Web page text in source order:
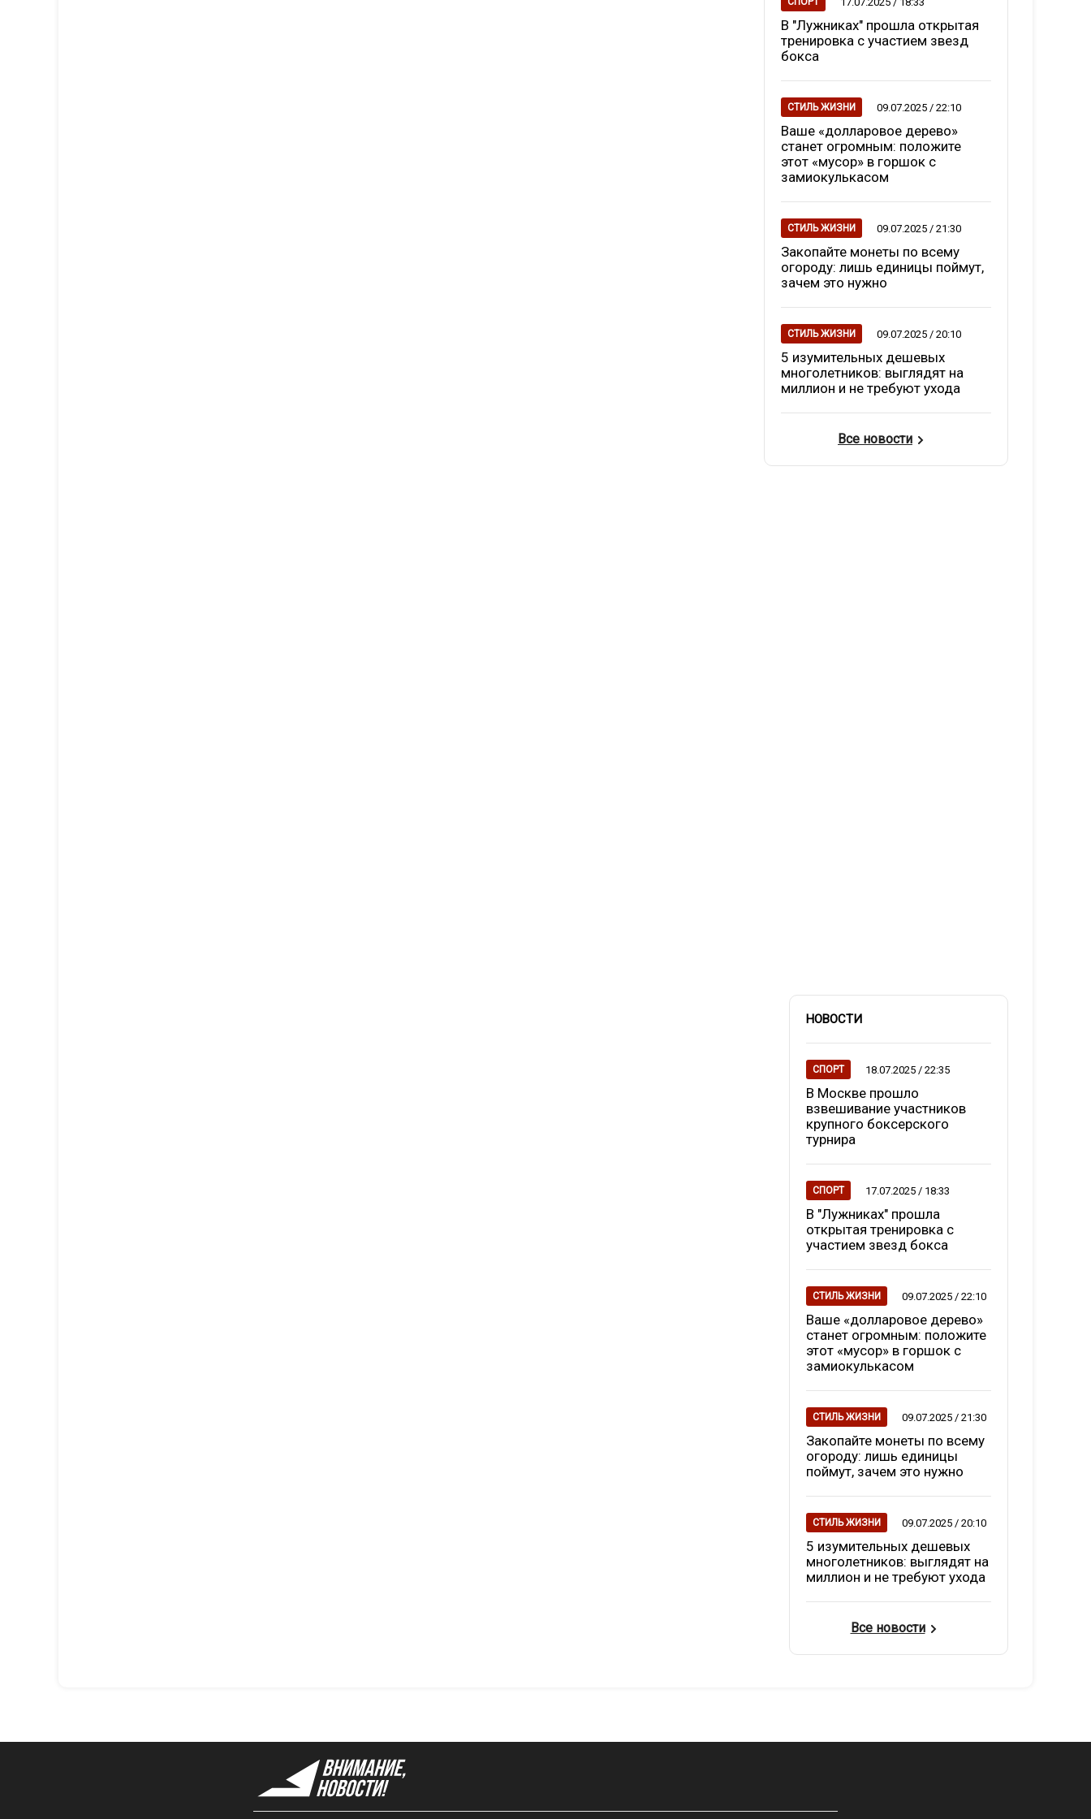
В "Лужниках" прошла открытая
тренировка с участием звезд
бокса
СТИЛЬ ЖИЗНИ 09.07.2025 / 22:10
Ваше «долларовое дерево»
станет огромным: положите
этот «мусор» в горшок с
замиокулькасом
СТИЛЬ ЖИЗНИ 09.07.2025 / 21:30
Закопайте монеты по всему
огороду: лишь единицы поймут,
зачем это нужно
СТИЛЬ ЖИЗНИ 09.07.2025 / 20:10
5 изумительных дешевых
многолетников: выглядят на
миллион и не требуют ухода
Все новости
НОВОСТИ
СПОРТ 18.07.2025 / 22:35
В Москве прошло
взвешивание участников
крупного боксерского
турнира
СПОРТ 17.07.2025 / 18:33
В "Лужниках" прошла
открытая тренировка с
участием звезд бокса
СТИЛЬ ЖИЗНИ 09.07.2025 / 22:10
Ваше «долларовое дерево»
станет огромным: положите
этот «мусор» в горшок с
замиокулькасом
СТИЛЬ ЖИЗНИ 09.07.2025 / 21:30
Закопайте монеты по всему
огороду: лишь единицы
поймут, зачем это нужно
СТИЛЬ ЖИЗНИ 09.07.2025 / 20:10
5 изумительных дешевых
многолетников: выглядят на
миллион и не требуют ухода
Все новости